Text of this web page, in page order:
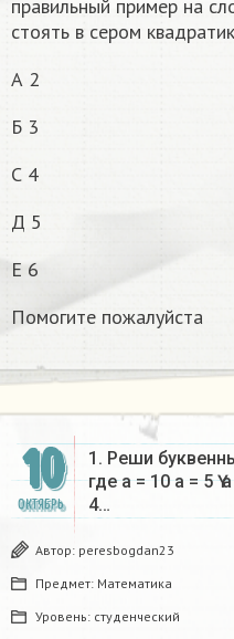
правильный пример на
стоять в сером
А 2
Б 3
С 4
Д 5
Е 6
Помогите пожалуйста
10
ОКТЯБРЬ
1. Реши
где a = 10 a = 5 Ү
4…
Автор: peresbogdan23
Предмет: Математика
Уровень: студенческий